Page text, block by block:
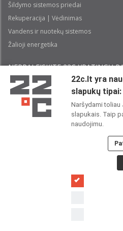
Šildymo sistemos priedai
Rekuperacija | Vėdinimas
Vandens ir nuotekų sistemos
Žalioji energetika
NEPRALEISKITE 22С YPATINGŲ
Perskaičiau ir sutinku su
22C SOCIALINIUOSE TINKLUOSE:
22c.lt yra
slapukų tipai:
Naršydami toliau
slapukais. Taip
naudojimu.